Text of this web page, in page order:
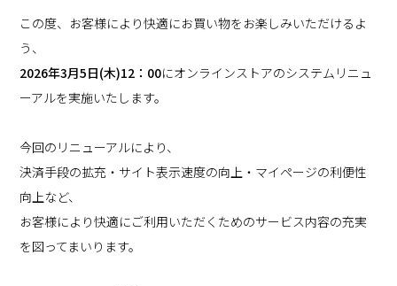
この度、お客様により快適にお買い物をお楽しみいただけるよ
う、
2026年3月5日(木)12：00にオンラインストアのシステムリニュ
ーアルを実施いたします。
今回のリニューアルにより、
決済手段の拡充・サイト表示速度の向上・マイページの利便性
向上など、
お客様により快適にご利用いただくためのサービス内容の充実
を図ってまいります。